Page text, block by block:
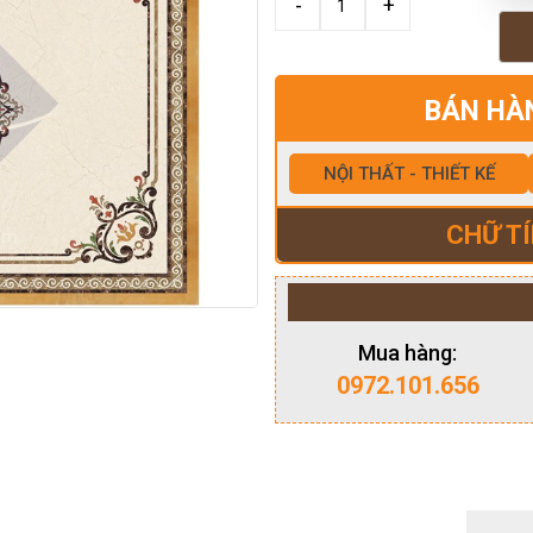
BÁN
NỘI THẤT - THIẾT KẾ
CHỮ
Mua hàng:
0972.101.656